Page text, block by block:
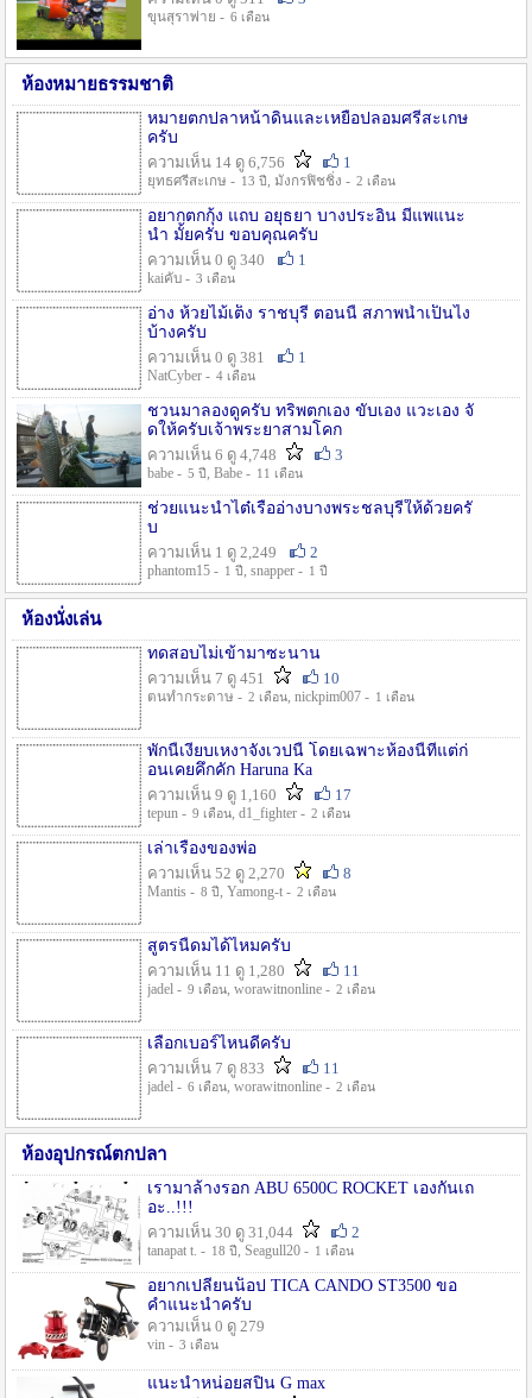
ขุนสุราพ่าย - 6 เดือน
ห้องหมายธรรมชาติ
หมายตกปลาหน้าดินและเหยื่อปลอมศรีสะเกษ
ครับ
ความเห็น 14 ดู 6,756
1
ยุทธศรีสะเกษ - 13 ปี , มังกรฟิชชิ่ง - 2 เดือน
อยากตกกุ้ง แถบ อยุธยา บางประอิน มีแพแนะ
นำ มั้ยครับ ขอบคุณครับ
ความเห็น 0 ดู 340
1
kaiคับ - 3 เดือน
อ่าง ห้วยไม้เต็ง ราชบุรี ตอนนี้ สภาพน้ำเป็นไง
บ้างครับ
ความเห็น 0 ดู 381
1
NatCyber - 4 เดือน
ชวนมาลองดูครับ ทริพตกเอง ขับเอง แวะเอง จั
ดให้ครับเจ้าพระยาสามโคก
ความเห็น 6 ดู 4,748
3
babe - 5 ปี , Babe - 11 เดือน
ช่วยแนะนำไต๋เรืออ่างบางพระชลบุรีให้ด้วยครั
บ
ความเห็น 1 ดู 2,249
2
phantom15 - 1 ปี , snapper - 1 ปี
ห้องนั่งเล่น
ทดสอบไม่เข้ามาซะนาน
ความเห็น 7 ดู 451
10
ตนทำกระดาษ - 2 เดือน, nickpim007 - 1 เดือน
พักนี้เงียบเหงาจังเวปนี้ โดยเฉพาะห้องนี้ที่แต่ก่
อนเคยคึกคัก Haruna Ka
ความเห็น 9 ดู 1,160
17
tepun - 9 เดือน, d1_fighter - 2 เดือน
เล่าเรื่องของพ่อ
ความเห็น 52 ดู 2,270
8
Mantis - 8 ปี , Yamong-t - 2 เดือน
สูตรนี้ดมได้ไหมครับ
ความเห็น 11 ดู 1,280
11
jadel - 9 เดือน, worawitnonline - 2 เดือน
เลือกเบอร์ไหนดีครับ
ความเห็น 7 ดู 833
11
jadel - 6 เดือน, worawitnonline - 2 เดือน
ห้องอุปกรณ์ตกปลา
เรามาล้างรอก ABU 6500C ROCKET เองกันเถ
อะ..!!!
ความเห็น 30 ดู 31,044
2
tanapat t. - 18 ปี , Seagull20 - 1 เดือน
อยากเปลี่ยนน็อป TICA CANDO ST3500 ขอ
คำแนะนำครับ
ความเห็น 0 ดู 279
vin - 3 เดือน
แนะนำหน่อยสปิน G max